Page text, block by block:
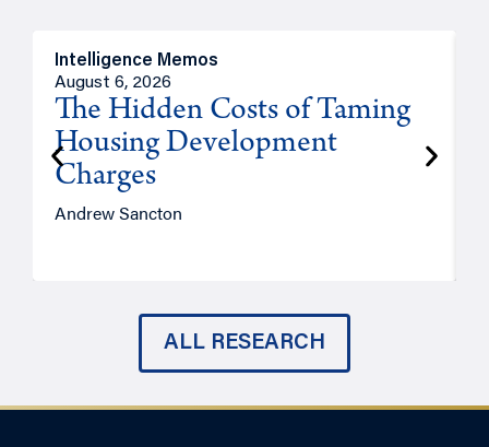
Intelligence Memos
August 6, 2026
The Hidden Costs of Taming
Housing Development
Charges
Andrew Sancton
ALL RESEARCH